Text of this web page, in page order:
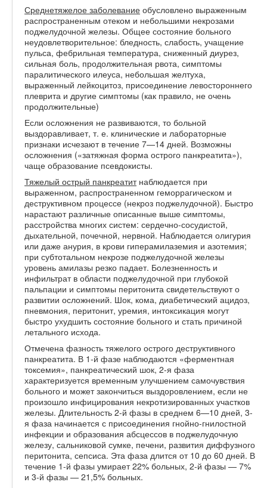
Среднетяжелое заболевание обусловлено выраженным
распространенным отеком и небольшими некрозами
поджелудочной железы. Общее состояние больного
неудовлетворительное: бледность, слабость, учащение
пульса, фебрильная температура, сниженный диурез,
сильная боль, продолжительная рвота, симптомы
паралитического илеуса, небольшая желтуха,
выраженный лейкоцитоз, присоединение левостороннего
плеврита и другие симптомы (как правило, не очень
продолжительные)
Если осложнения не развиваются, то больной
выздоравливает, т. е. клинические и лабораторные
признаки исчезают в течение 7—14 дней. Возможны
осложнения («затяжная форма острого панкреатита»),
чаще образование псевдокисты.
Тяжелый острый панкреатитнаблюдается при
выраженном, распространенном геморрагическом и
деструктивном процессе (некроз поджелудочной). Быстро
нарастают различные описанные выше симптомы,
расстройства многих систем: сердечно-сосудистой,
дыхательной, почечной, нервной. Наблюдается олигурия
или даже анурия, в крови гиперамилаземия и азотемия;
при субтотальном некрозе поджелудочной железы
уровень амилазы резко падает. Болезненность и
инфильтрат в области поджелудочной при глубокой
пальпации и симптомы перитонита свидетельствуют о
развитии осложнений. Шок, кома, диабетический ацидоз,
пневмония, перитонит, уремия, интоксикация могут
быстро ухудшить состояние больного и стать причиной
летального исхода.
Отмечена фазность тяжелого острого деструктивного
панкреатита. В 1-й фазе наблюдаются «ферментная
токсемия», панкреатический шок, 2-я фаза
характеризуется временным улучшением самочувствия
больного и может закончиться выздоровлением, если не
произошло инфицирования некротизированных участков
железы. Длительность 2-й фазы в среднем 6—10 дней, 3-
я фаза начинается с присоединения гнойно-гнилостной
инфекции и образования абсцессов в поджелудочную
железу, сальниковой сумке, печени, развития диффузного
перитонита, сепсиса. Эта фаза длится от 10 до 60 дней. В
течение 1-й фазы умирает 22% больных, 2-й фазы — 7%
и 3-й фазы — 21,5% больных.